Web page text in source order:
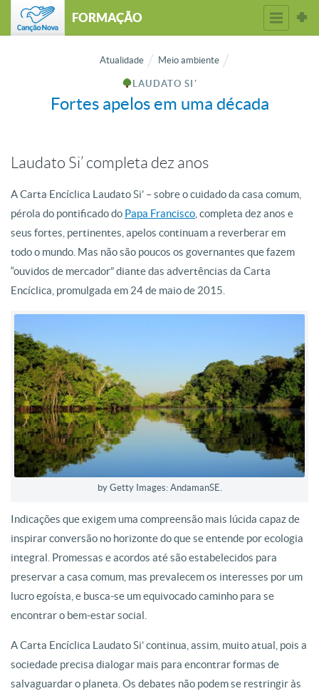
FORMAÇÃO
Atualidade Meio ambiente
LAUDATO SI'
Fortes apelos em uma década
Laudato Si’ completa dez anos
A Carta Encíclica Laudato Si’ – sobre o cuidado da casa comum,
pérola do pontificado do Papa Francisco , completa dez anos e
seus fortes, pertinentes, apelos continuam a reverberar em
todo o mundo. Mas não são poucos os governantes que fazem
“ouvidos de mercador” diante das advertências da Carta
Encíclica, promulgada em 24 de maio de 2015.
by Getty Images: AndamanSE.
Indicações que exigem uma compreensão mais lúcida capaz de
inspirar conversão no horizonte do que seentende por ecologia
integral. Promessas e acordos até são estabelecidos para
preservar a casa comum, mas prevalecem os interesses por um
lucro egoísta, e busca-se um equivocado caminho para se
encontrar o bem-estar social.
A Carta Encíclica Laudato Si’ continua, assim, muito atual, pois a
sociedade precisa dialogar mais para encontrar formas de
salvaguardar o planeta. Os debates não podem se restringir às